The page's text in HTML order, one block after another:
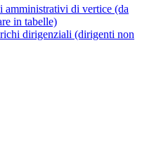
amministrativi di vertice (da
in tabelle)
dirigenziali (dirigenti non